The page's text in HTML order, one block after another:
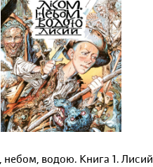
небом, водою. Книга 1. Лисий